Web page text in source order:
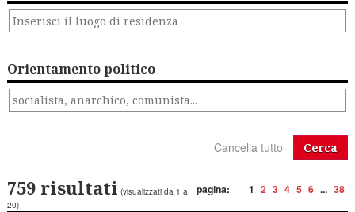
Orientamento politico
Cerca
pagina: 1 2 3 4 5 6 ... 38
759 risultati (visualizzati da 1 a
20)